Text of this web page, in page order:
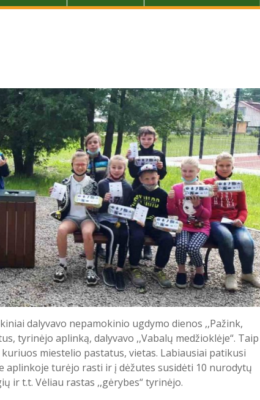
dalyvavo nepamokinio ugdymo dienos ,,Pažink,
tyrinėjo aplinką, dalyvavo ,,Vabalų medžioklėje“. Taip
miestelio pastatus, vietas. Labiausiai patikusi
aplinkoje turėjo rasti ir į dėžutes susidėti 10 nurodytų
ir t.t. Vėliau rastas ,,gėrybes“ tyrinėjo.